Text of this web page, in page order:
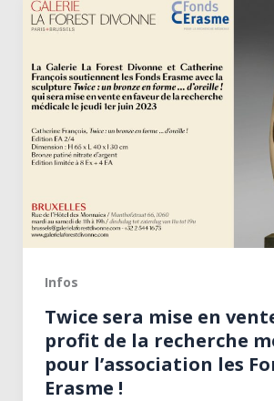
Infos
Twice sera mise en
profit de la recherche
pour l’association les
Erasme !